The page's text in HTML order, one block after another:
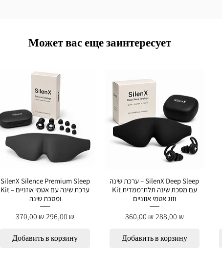
Может вас еще заинтересует
SilenX Silence Premium Sleep
Kit – ערכת שינה עם אטמי אוזניים
ומסכת שינה
Обычная цена
370,00 ₪Цена со скидкой
296,00 ₪
Добавить в корзину
ערכת שינה – SilenX Deep Sleep
Kit עם מסכת שינה תלת־ממדית
וזוג אטמי אוזניים
Обычная цена
360,00 ₪ Цена со скидкой
288,00 ₪
Добавить в корзину